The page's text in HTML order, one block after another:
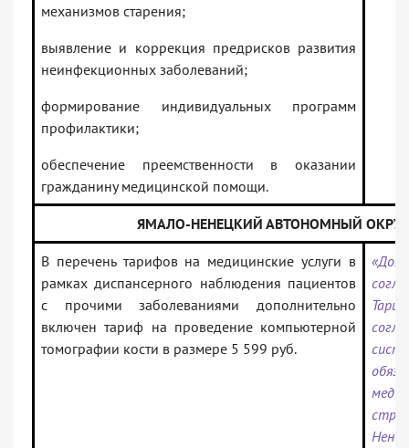
механизмов старения;
выявление и коррекция предрисков развития
неинфекционных заболеваний;
формирование индивидуальных программ
профилактики;
обеспечение преемственности в оказании
гражданину медицинской помощи.
ЯМАЛО-НЕНЕЦКИЙ АВТОНОМНЫЙ ОКРУГ
В перечень тарифов на медицинские услуги в
рамках диспансерного наблюдения пациентов
с прочими заболеваниями дополнительно
включен тариф на проведение компьютерной
томографии кости в размере 5 599 руб.